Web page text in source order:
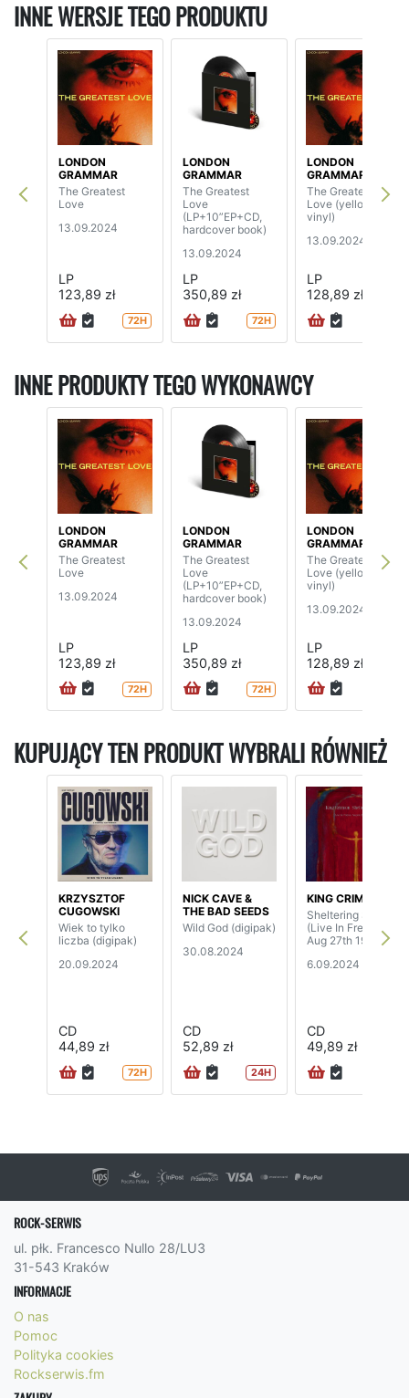
INNE WERSJE TEGO PRODUKTU
LONDON
GRAMMAR
The Greatest
Love
13.09.2024
LP
123,89 zł
72H
LONDON
GRAMMAR
The Greatest
Love
(LP+10”EP+CD,
hardcover book)
13.09.2024
LP
350,89 zł
72H
LONDON
GRAMMAR
The Greatest
Love (yellow bio
vinyl)
13.09.2024
LP
128,89 zł
INNE PRODUKTY TEGO WYKONAWCY
LONDON
GRAMMAR
The Greatest
Love
13.09.2024
LP
123,89 zł
72H
LONDON
GRAMMAR
The Greatest
Love
(LP+10”EP+CD,
hardcover book)
13.09.2024
LP
350,89 zł
72H
LONDON
GRAMMAR
The Greatest
Love (yellow bio
vinyl)
13.09.2024
LP
128,89 zł
KUPUJĄCY TEN PRODUKT WYBRALI RÓWNIEŻ
KRZYSZTOF
CUGOWSKI
Wiek to tylko
liczba (digipak)
20.09.2024
CD
44,89 zł
72H
NICK CAVE &
THE BAD SEEDS
Wild God (digipak)
30.08.2024
CD
52,89 zł
24H
KING CRIMSON
Sheltering Skies
(Live In Frejus,
Aug 27th 1982)
6.09.2024
CD
49,89 zł
ROCK-SERWIS
ul. płk. Francesco Nullo 28/LU3
31-543 Kraków
INFORMACJE
O nas
Pomoc
Polityka cookies
Rockserwis.fm